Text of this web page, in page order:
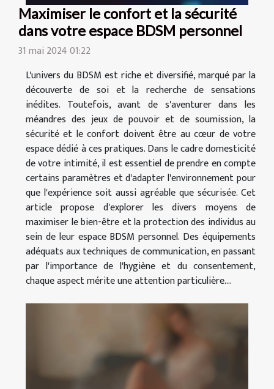
Maximiser le confort et la sécurité
dans votre espace BDSM personnel
31 mai 2024 01:22
L'univers du BDSM est riche et diversifié, marqué par la
découverte de soi et la recherche de sensations
inédites. Toutefois, avant de s'aventurer dans les
méandres des jeux de pouvoir et de soumission, la
sécurité et le confort doivent être au cœur de votre
espace dédié à ces pratiques. Dans le cadre domesticité
de votre intimité, il est essentiel de prendre en compte
certains paramètres et d'adapter l'environnement pour
que l'expérience soit aussi agréable que sécurisée. Cet
article propose d'explorer les divers moyens de
maximiser le bien-être et la protection des individus au
sein de leur espace BDSM personnel. Des équipements
adéquats aux techniques de communication, en passant
par l'importance de l'hygiène et du consentement,
chaque aspect mérite une attention particulière....